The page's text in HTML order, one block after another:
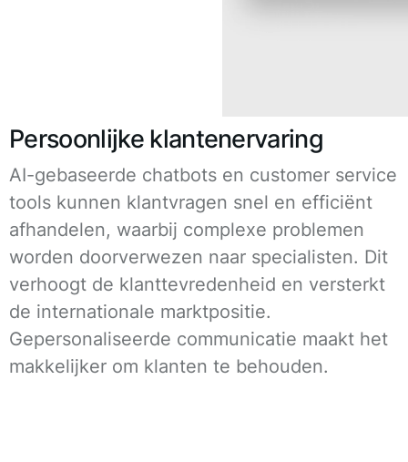
Persoonlijke klantenervaring
AI-gebaseerde chatbots en customer service
tools kunnen klantvragen snel en efficiënt
afhandelen, waarbij complexe problemen
worden doorverwezen naar specialisten. Dit
verhoogt de klanttevredenheid en versterkt
de internationale marktpositie.
Gepersonaliseerde communicatie maakt het
makkelijker om klanten te behouden.